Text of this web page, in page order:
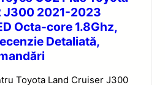
J300 2021-2023
Octa-core 1.8Ghz,
Detaliată,
Toyota Land Cruiser J300